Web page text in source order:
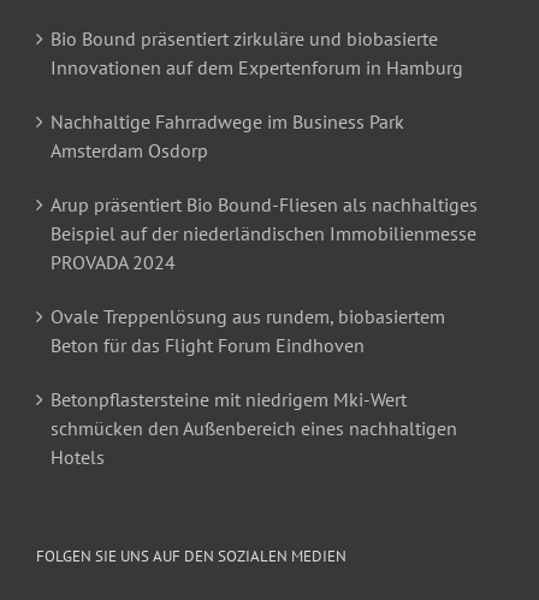
Bio Bound präsentiert zirkuläre und biobasierte
Innovationen auf dem Expertenforum in Hamburg
Nachhaltige Fahrradwege im Business Park
Amsterdam Osdorp
Arup präsentiert Bio Bound-Fliesen als nachhaltiges
Beispiel auf der niederländischen Immobilienmesse
PROVADA 2024
Ovale Treppenlösung aus rundem, biobasiertem
Beton für das Flight Forum Eindhoven
Betonpflastersteine mit niedrigem Mki-Wert
schmücken den Außenbereich eines nachhaltigen
Hotels
FOLGEN SIE UNS AUF DEN SOZIALEN MEDIEN